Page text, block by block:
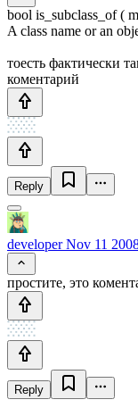
bool is_subclass_of (
A class name or an
тоесть фактически
коментарий
Reply
developerNov 11
простите, это
Reply